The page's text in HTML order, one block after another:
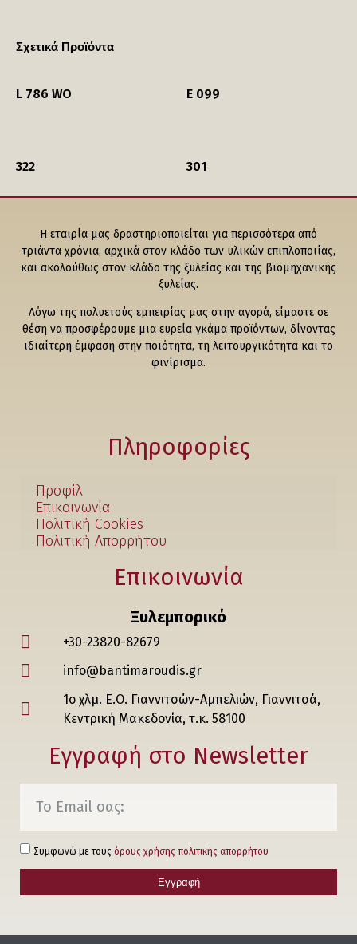
Σχετικά Προϊόντα
L 786 WO E 099
322 301
Η εταιρία μας δραστηριοποιείται για περισσότερα από
τριάντα χρόνια, αρχικά στον κλάδο των υλικών επιπλοποιίας,
και ακολούθως στον κλάδο της ξυλείας και της βιομηχανικής
ξυλείας.
Λόγω της πολυετούς εμπειρίας μας στην αγορά, είμαστε σε
θέση να προσφέρουμε μια ευρεία γκάμα προϊόντων, δίνοντας
ιδιαίτερη έμφαση στην ποιότητα, τη λειτουργικότητα και το
φινίρισμα.
Πληροφορίες
Προφίλ
Επικοινωνία
Πολιτική Cookies
Πολιτική Απορρήτου
Επικοινωνία
Ξυλεμπορικό
+30-23820-82679
info@bantimaroudis.gr
1ο χλμ. Ε.Ο. Γιαννιτσών-Αμπελιών, Γιαννιτσά,
Κεντρική Μακεδονία, τ.κ. 58100
Εγγραφή στο Νewsletter
Συμφωνώ με τους όρους χρήσης πολιτικής απορρήτου
Εγγραφή